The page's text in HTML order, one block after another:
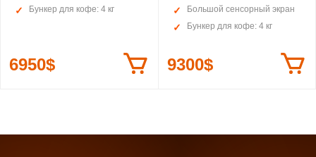
Бункер для кофе: 4 кг
6950$
Большой сенсорный экран
Бункер для кофе: 4 кг
9300$